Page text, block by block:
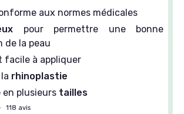
aux normes médicales
pour permettre une bonne
de la peau
facile à appliquer
rhinoplastie
en plusieurs tailles
118 avis